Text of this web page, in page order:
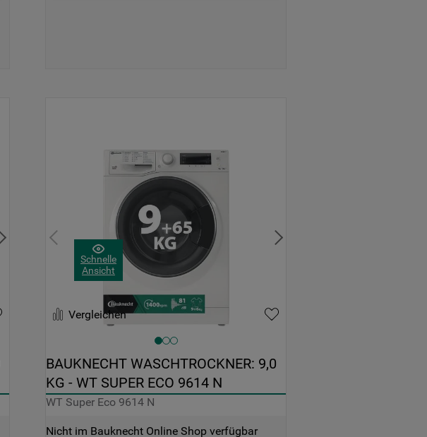
Schnelle
Ansicht
Vergleichen
BAUKNECHT WASCHTROCKNER: 9,0
KG - WT SUPER ECO 9614 N
WT Super Eco 9614 N
Nicht im Bauknecht Online Shop verfügbar